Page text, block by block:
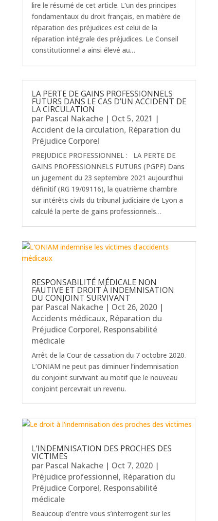
lire le résumé de cet article. L’un des principes
fondamentaux du droit français, en matière de
réparation des préjudices est celui de la
réparation intégrale des préjudices. Le Conseil
constitutionnel a ainsi élevé au…
LA PERTE DE GAINS PROFESSIONNELS
FUTURS DANS LE CAS D’UN ACCIDENT DE
LA CIRCULATION
par Pascal Nakache| Oct 5, 2021 |
Accident de la circulation, Réparation du
Préjudice Corporel
PREJUDICE PROFESSIONNEL : LA PERTE DE
GAINS PROFESSIONNELS FUTURS (PGPF) Dans
un jugement du 23 septembre 2021 aujourd’hui
définitif (RG 19/09116), la quatrième chambre
sur intérêts civils du tribunal judiciaire de Lyon a
calculé la perte de gains professionnels…
RESPONSABILITÉ MÉDICALE NON
FAUTIVE ET DROIT À INDEMNISATION
DU CONJOINT SURVIVANT
par Pascal Nakache| Oct 26, 2020|
Accidents médicaux, Réparation du
Préjudice Corporel, Responsabilité
médicale
Arrêt de la Cour de cassation du 7 octobre 2020.
L’ONIAM ne peut pas diminuer l’indemnisation
du conjoint survivant au motif que le nouveau
conjoint percevrait un revenu.
L’INDEMNISATION DES PROCHES DES
VICTIMES
par Pascal Nakache| Oct 7, 2020|
Préjudice professionnel, Réparation du
Préjudice Corporel, Responsabilité
médicale
Beaucoup d’entre vous s’interrogent sur les